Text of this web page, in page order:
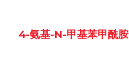
4-氨基-N-甲基苯甲酰胺